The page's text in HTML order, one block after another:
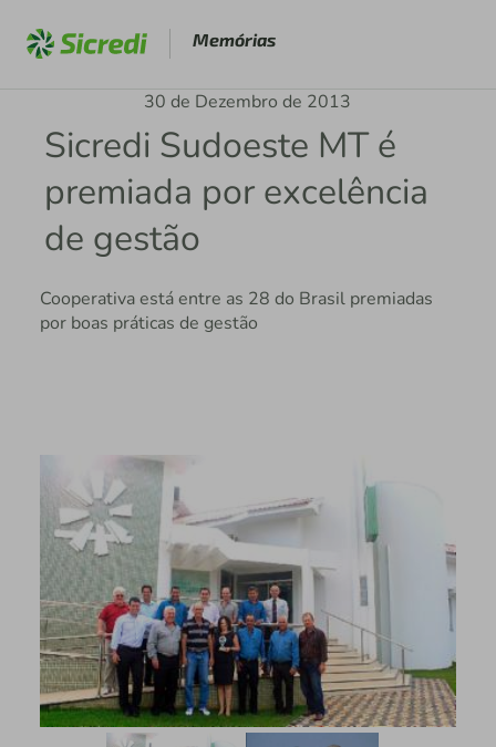
Memórias
30 de Dezembro de 2013
Sicredi Sudoeste MT é
premiada por excelência
de gestão
Cooperativa está entre as 28 do Brasil premiadas
por boas práticas de gestão